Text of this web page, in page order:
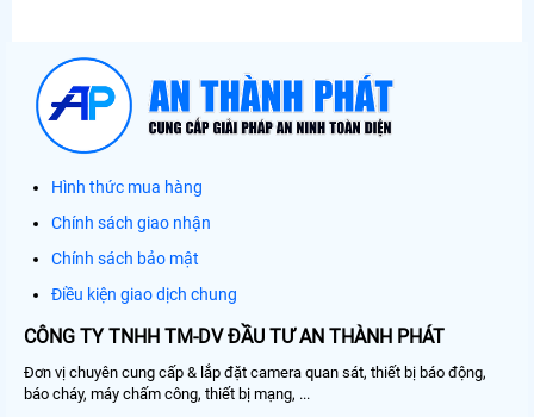
Hình thức mua hàng
Chính sách giao nhận
Chính sách bảo mật
Điều kiện giao dịch chung
CÔNG TY TNHH TM-DV ĐẦU TƯ AN THÀNH PHÁT
Đơn vị chuyên cung cấp & lắp đặt camera quan sát, thiết bị báo động,
báo cháy, máy chấm công, thiết bị mạng, ...